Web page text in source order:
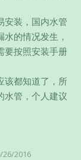
安装，国内水管
的情况发生，
要按照安装手册
该都知道了，所
水管，个人建议
26/2016